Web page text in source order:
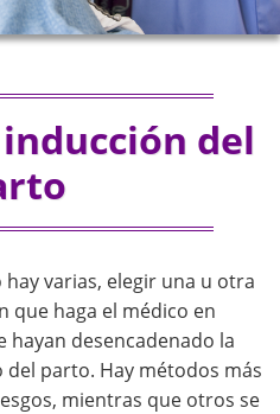
del
varias, elegir una u otra
que haga el médico en
desencadenado la
parto. Hay métodos más
mientras que otros se